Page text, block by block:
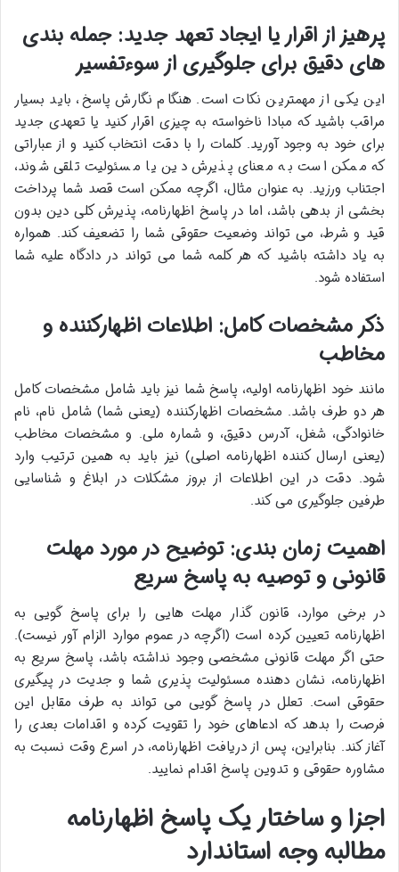
پرهیز از اقرار یا ایجاد تعهد جدید: جمله بندی
های دقیق برای جلوگیری از سوءتفسیر
این یکی از مهمترین نکات است. هنگام نگارش پاسخ، باید بسیار
مراقب باشید که مبادا ناخواسته به چیزی اقرار کنید یا تعهدی جدید
برای خود به وجود آورید. کلمات را با دقت انتخاب کنید و از عباراتی
که ممکن است به معنای پذیرش دین یا مسئولیت تلقی شوند،
اجتناب ورزید. به عنوان مثال، اگرچه ممکن است قصد شما پرداخت
بخشی از بدهی باشد، اما در پاسخ اظهارنامه، پذیرش کلی دین بدون
قید و شرط، می تواند وضعیت حقوقی شما را تضعیف کند. همواره
به یاد داشته باشید که هر کلمه شما می تواند در دادگاه علیه شما
استفاده شود.
ذکر مشخصات کامل: اطلاعات اظهارکننده و
مخاطب
مانند خود اظهارنامه اولیه، پاسخ شما نیز باید شامل مشخصات کامل
هر دو طرف باشد. مشخصات اظهارکننده (یعنی شما) شامل نام، نام
خانوادگی، شغل، آدرس دقیق، و شماره ملی. و مشخصات مخاطب
(یعنی ارسال کننده اظهارنامه اصلی) نیز باید به همین ترتیب وارد
شود. دقت در این اطلاعات از بروز مشکلات در ابلاغ و شناسایی
طرفین جلوگیری می کند.
اهمیت زمان بندی: توضیح در مورد مهلت
قانونی و توصیه به پاسخ سریع
در برخی موارد، قانون گذار مهلت هایی را برای پاسخ گویی به
اظهارنامه تعیین کرده است (اگرچه در عموم موارد الزام آور نیست).
حتی اگر مهلت قانونی مشخصی وجود نداشته باشد، پاسخ سریع به
اظهارنامه، نشان دهنده مسئولیت پذیری شما و جدیت در پیگیری
حقوقی است. تعلل در پاسخ گویی می تواند به طرف مقابل این
فرصت را بدهد که ادعاهای خود را تقویت کرده و اقدامات بعدی را
آغاز کند. بنابراین، پس از دریافت اظهارنامه، در اسرع وقت نسبت به
مشاوره حقوقی و تدوین پاسخ اقدام نمایید.
اجزا و ساختار یک پاسخ اظهارنامه
مطالبه وجه استاندارد